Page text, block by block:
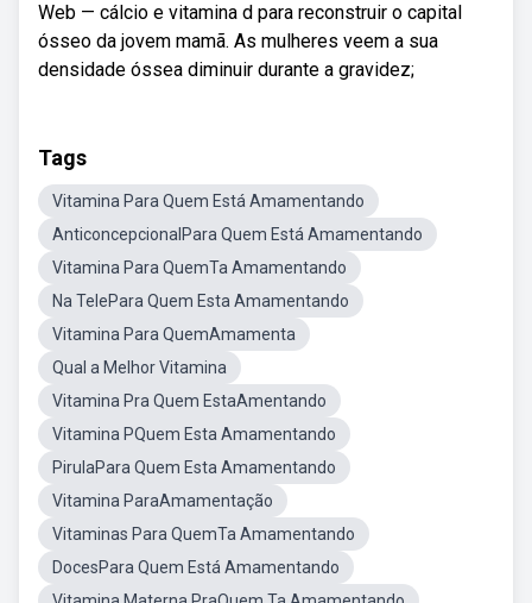
Web — cálcio e vitamina d para reconstruir o capital
ósseo da jovem mamã. As mulheres veem a sua
densidade óssea diminuir durante a gravidez;
Tags
Vitamina Para Quem Está Amamentando
AnticoncepcionalPara Quem Está Amamentando
Vitamina Para QuemTa Amamentando
Na TelePara Quem Esta Amamentando
Vitamina Para QuemAmamenta
Qual a Melhor Vitamina
Vitamina Pra Quem EstaAmentando
Vitamina PQuem Esta Amamentando
PirulaPara Quem Esta Amamentando
Vitamina ParaAmamentação
Vitaminas Para QuemTa Amamentando
DocesPara Quem Está Amamentando